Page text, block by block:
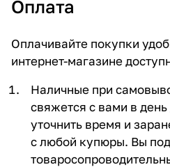
Оплата
Оплачивайте покупки
интернет-магазине
Наличные при
свяжется с вами в
уточнить время и
с любой купюры. Вы